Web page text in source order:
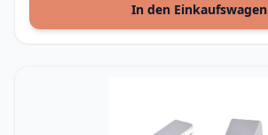
In den Einkaufswagen